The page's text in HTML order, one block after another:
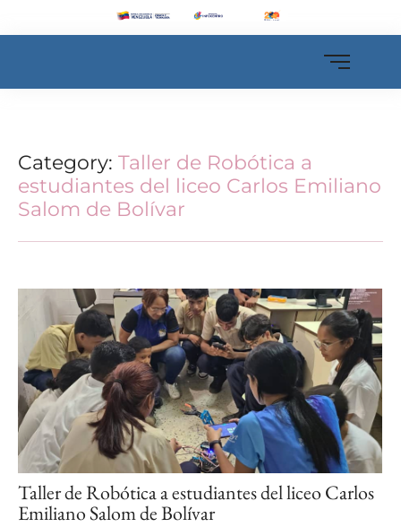
Category: Taller de Robótica a
estudiantes del liceo Carlos Emiliano
Salom de Bolívar
Taller de Robótica a estudiantes del liceo Carlos
Emiliano Salom de Bolívar